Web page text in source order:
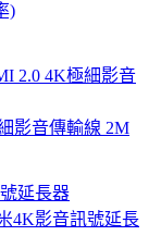
)
影音傳輸線 2M
4K影音訊號延長